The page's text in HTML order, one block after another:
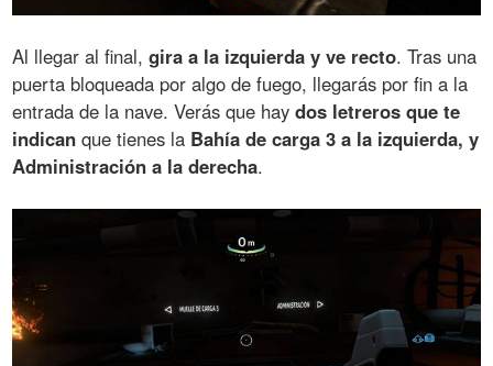
Al llegar al final,gira a la izquierda y ve recto. Tras una
puerta bloqueada por algo de fuego, llegarás por fin a la
entrada de la nave. Verás que haydos letreros que te
indican que tienes la Bahía de carga 3 a la izquierda, y
Administración a la derecha.